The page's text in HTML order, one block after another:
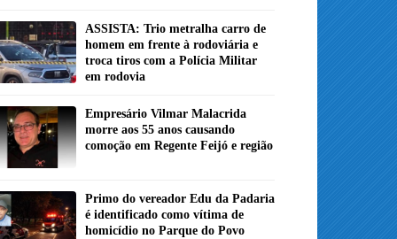
ASSISTA: Trio metralha carro de
homem em frente à rodoviária e
troca tiros com a Polícia Militar
em rodovia
Empresário Vilmar Malacrida
morre aos 55 anos causando
comoção em Regente Feijó e região
Primo do vereador Edu da Padaria
é identificado como vítima de
homicídio no Parque do Povo